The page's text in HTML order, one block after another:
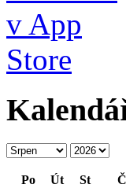
Po Út St